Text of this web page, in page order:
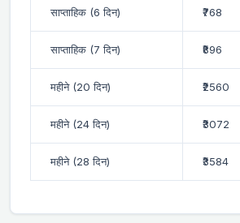
साप्ताहिक (6 दिन) ₹768
साप्ताहिक (7 दिन) ₹896
महीने (20 दिन) ₹2560
महीने (24 दिन) ₹3072
महीने (28 दिन) ₹3584